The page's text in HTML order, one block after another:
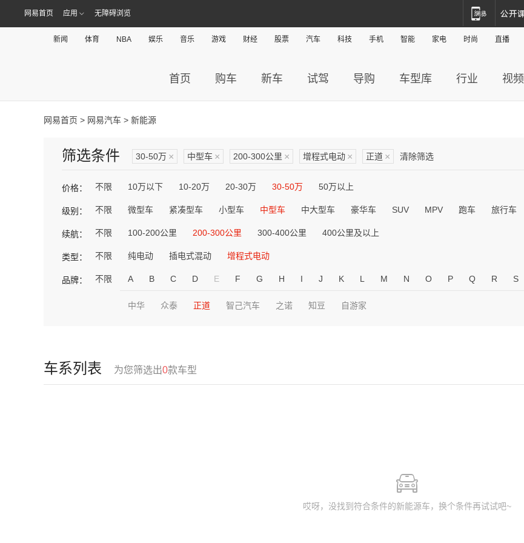
网易首页 应用 无障碍浏览
新闻 体育 NBA 娱乐 音乐 游戏 财经 股票 汽车 科技 手机 智能 家电 时尚 直播
首页 购车 新车 试驾 导购 车型库 行业 视频
网易首页 > 网易汽车 > 新能源
筛选条件 30-50万 × 中型车 × 200-300公里 × 增程式电动 × 正道 × 清除筛选
价格： 不限 10万以下 10-20万 20-30万 30-50万 50万以上
级别： 不限 微型车 紧凑型车 小型车 中型车 中大型车 豪华车 SUV MPV 跑车 旅行车
续航： 不限 100-200公里 200-300公里 300-400公里 400公里及以上
类型： 不限 纯电动 插电式混动 增程式电动
品牌： 不限 A B C D E F G H I J K L M N O P Q R S
中华 众泰 正道 智己汽车 之诺 知豆 自游家
车系列表 为您筛选出0款车型
哎呀，没找到符合条件的新能源车，换个条件再试试吧~